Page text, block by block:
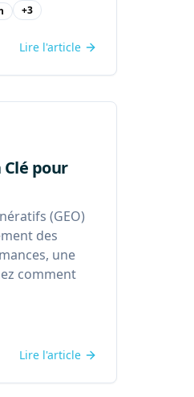
+3
Lire l'article
pour
(GEO)
des
une
comment
Lire l'article